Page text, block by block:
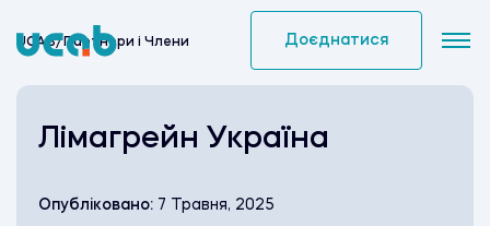
to
Доєднатися
UCAB/Партнери i Члени
Лімагрейн Україна
Опубліковано: 7 Травня, 2025